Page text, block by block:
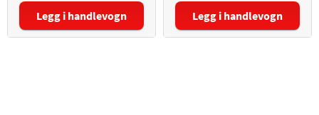
Legg i handlevogn Legg i handlevogn